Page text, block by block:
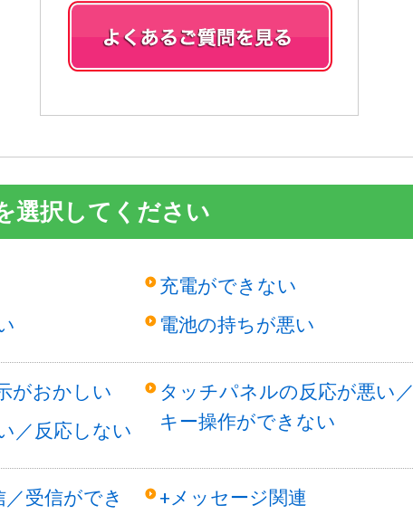
選択してください
充電ができない
電池の持ちが悪い
がおかしい
／反応しない
タッチパネルの反応が悪い／
キー操作ができない
受信ができ
+メッセージ関連